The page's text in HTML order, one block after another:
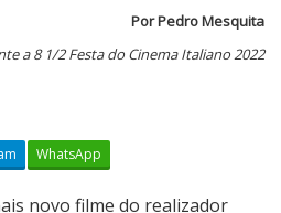
Por Pedro Mesquita
a 8 1/2 Festa do Cinema Italiano 2022
WhatsApp
novo filme do realizador